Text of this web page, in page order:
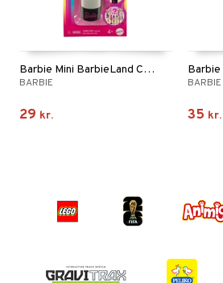
Barbie Mini BarbieLand Core Dukker
BARBIE
29 kr.
BARBIE
35 kr.